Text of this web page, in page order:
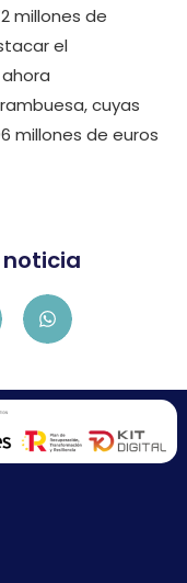
millones de
el
cuyas
millones de euros